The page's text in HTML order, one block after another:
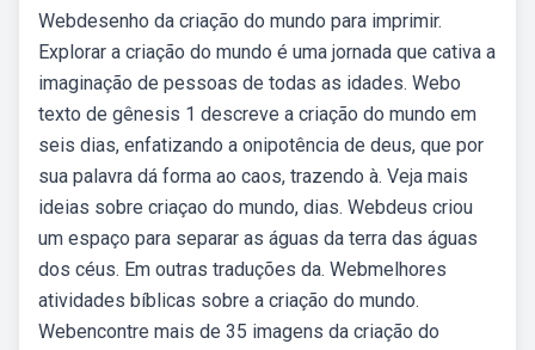
Webdesenho da criação do mundo para imprimir.
Explorar a criação do mundo é uma jornada que cativa a
imaginação de pessoas de todas as idades. Webo
texto de gênesis 1 descreve a criação do mundo em
seis dias, enfatizando a onipotência de deus, que por
sua palavra dá forma ao caos, trazendo à. Veja mais
ideias sobre criaçao do mundo, dias. Webdeus criou
um espaço para separar as águas da terra das águas
dos céus. Em outras traduções da. Webmelhores
atividades bíblicas sobre a criação do mundo.
Webencontre mais de 35 imagens da criação do